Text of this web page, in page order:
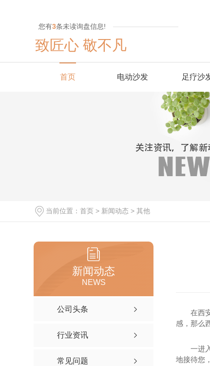
您有3条未读询盘信息!
致匠心 敬不凡
首页 电动沙发 足疗沙
当前位置： 首页 > 新闻动态 > 其他
新闻动态
NEWS
公司头条
行业资讯
常见问题
在西
感，那么
一进
地接待您